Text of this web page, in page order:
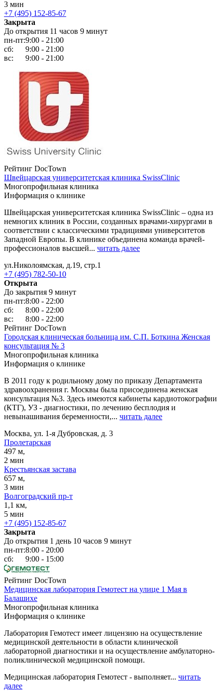
3 мин
+7 (495) 152-85-67
Закрыта
До открытия 11 часов 9 минут
пн-пт:9:00 - 21:00
сб:
9:00 - 21:00
вс:
9:00 - 21:00
Рейтинг DocTown
Швейцарская университетская клиника SwissClinic
Многопрофильная клиника
Информация о клинике
Швейцарская университетская клиника SwissClinic – одна из
немногих клиник в России, созданных врачами-хирургами в
соответствии с классическими традициями университетов
Западной Европы. В клинике объединена команда врачей-
профессионалов высшей... читать далее
ул.Николоямская, д.19, стр.1
+7 (495) 782-50-10
Открыта
До закрытия 9 минут
пн-пт:8:00 - 22:00
сб:
8:00 - 22:00
вс:
8:00 - 22:00
Рейтинг DocTown
Городская клиническая больница им. С.П. Боткина Женская
консультация № 3
Многопрофильная клиника
Информация о клинике
В 2011 году к родильному дому по приказу Департамента
здравоохранения г. Москвы была присоединена женская
консультация №3. Здесь имеются кабинеты кардиотокографии
(КТГ), УЗ - диагностики, по лечению бесплодия и
невынашивания беременности,... читать далее
Москва, ул. 1-я Дубровская, д. 3
Пролетарская
497 м,
2 мин
Крестьянская застава
657 м,
3 мин
Волгоградский пр-т
1,1 км,
5 мин
+7 (495) 152-85-67
Закрыта
До открытия 1 день 10 часов 9 минут
пн-пт:8:00 - 20:00
сб:
9:00 - 15:00
Рейтинг DocTown
Медицинская лаборатория Гемотест на улице 1 Мая в
Балашихе
Многопрофильная клиника
Информация о клинике
Лаборатория Гемотест имеет лицензию на осуществление
медицинской деятельности в области клинической
лабораторной диагностики и на осуществление амбулаторно-
поликлинической медицинской помощи.
Медицинская лаборатория Гемотест - выполняет... читать
далее